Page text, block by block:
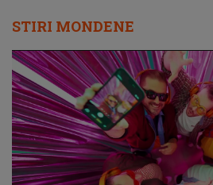
STIRI MONDENE